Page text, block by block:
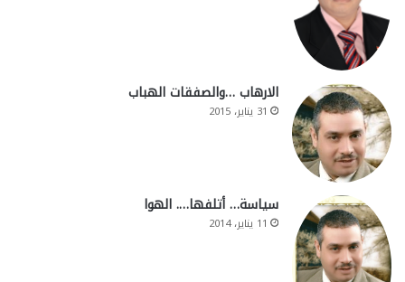
الارهاب …والصفقات الهباب
31 يناير، 2015
سياسة… أتلفها…. الهوا
11 يناير، 2014